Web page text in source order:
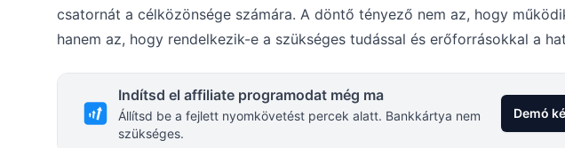
csatornát a célközönsége számára. A döntő tényező nem az, hogy
hanem az, hogy rendelkezik-e a szükséges tudással és erőforrásokkal a
Indítsd el affiliate programodat még ma
Állítsd be a fejlett nyomkövetést percek alatt. Bankkártya nem
szükséges.
Demó